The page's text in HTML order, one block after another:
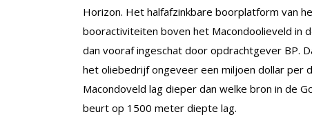
Horizon. Het halfafzinkbare boorplatform van
booractiviteiten boven het Macondo­olieveld in
dan vooraf ingeschat door opdrachtgever BP.
het oliebedrijf ongeveer een miljoen dollar per
Macondoveld lag dieper dan welke bron in de
beurt op 1500 meter diepte lag.